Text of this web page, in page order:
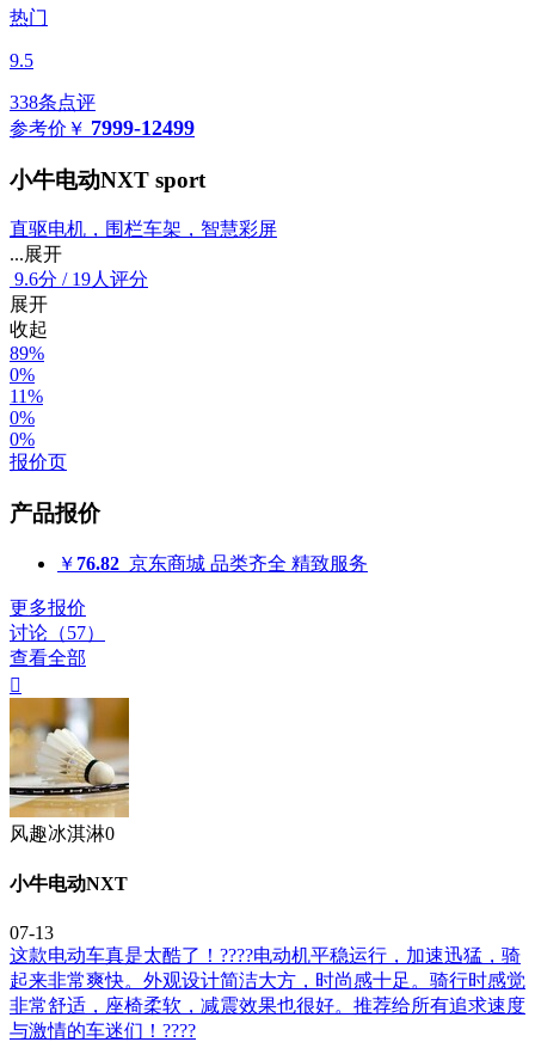
热门
9.5
338条点评
参考价 ￥ 7999-12499
小牛电动NXT sport
直驱电机，围栏车架，智慧彩屏
...展开
9.6分 / 19人评分
展开
收起
89%
0%
11%
0%
0%
报价页
产品报价
￥ 76.82 京东商城 品类齐全 精致服务
更多报价
讨论（57）
查看全部

风趣冰淇淋0
小牛电动NXT
07-13
这款电动车真是太酷了！????电动机平稳运行，加速迅猛，骑
起来非常爽快。外观设计简洁大方，时尚感十足。骑行时感觉
非常舒适，座椅柔软，减震效果也很好。推荐给所有追求速度
与激情的车迷们！????